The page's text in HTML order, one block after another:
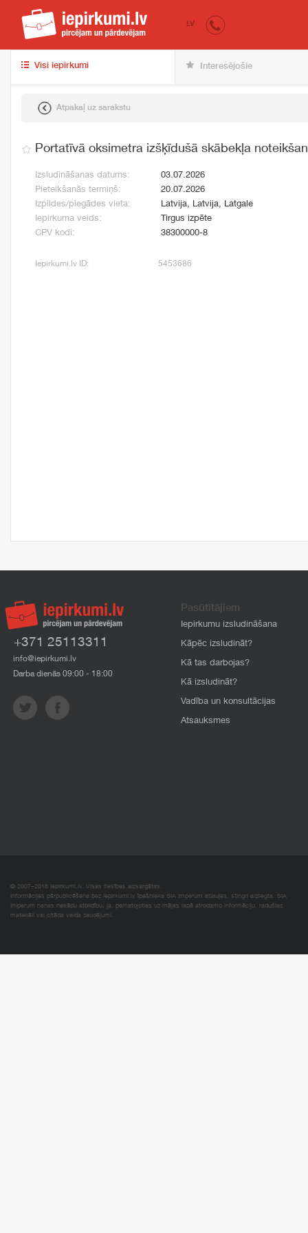
iepirkumi.lv
LV
Visi iepirkumi Interesējošie
Atpakaļ uz sarakstu
Portatīvā oksimetra izšķīdušā skābekļa
Izsludināšanas datums:
03.07.2026
Pieteikšanās termiņš:
20.07.2026
Izpildes/piegādes vieta:
Latvija, Latvija, Latgale
Iepirkuma veids:
Tirgus izpēte
CPV kodi:
38300000-8
Iepirkumi.lv ID: 5453686
+371 25113311
info@iepirkumi.lv
Darba dienās 09:00 - 18:00
Pasūtītājiem
Iepirkumu izsludināšana
Kāpēc izsludināt?
Kā tas darbojas?
Kā izsludināt?
Vadība un konsultācijas
Atsauksmes
© 2007–2018 Iepirkumi.lv. Visas tiesības aizsargātas.
Informācijas pārpublicēšana bez iepirkumi.lv īpašnieka SIA Imperum atļaujas, stingri aizliegta. SIA
Imperum nenes nekādu atbildību, ja, pamatojoties uz mājas lapā atrodamo informāciju, radušies
materiāli vai citāda veida zaudējumi.